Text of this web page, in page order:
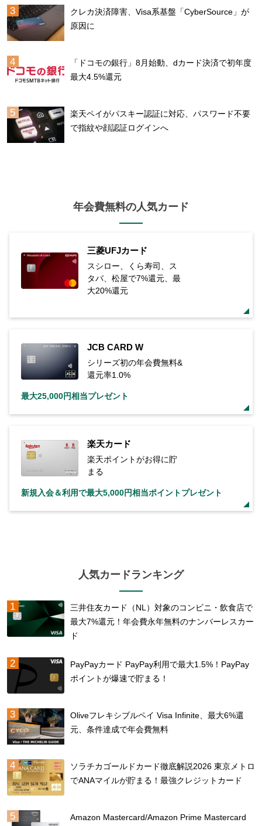
クレカ決済障害、Visa系基盤「CyberSource」が
原因に
「ドコモの銀行」8月始動、dカード決済で初年度
最大4.5%還元
楽天ペイがパスキー認証に対応、パスワード不要
で指紋や顔認証ログインへ
年会費無料の人気カード
三菱UFJカード
スシロー、くら寿司、ス
タバ、松屋で7%還元、最
大20%還元
JCB CARD W
シリーズ初の年会費無料&
還元率1.0%
最大25,000円相当プレゼント
楽天カード
楽天ポイントがお得に貯
まる
新規入会＆利用で最大5,000円相当ポイントプレゼント
人気カードランキング
三井住友カード（NL）対象のコンビニ・飲食店で
最大7%還元！年会費永年無料のナンバーレスカー
ド
PayPayカード PayPay利用で最大1.5%！PayPay
ポイントが爆速で貯まる！
Oliveフレキシブルペイ Visa Infinite、最大6%還
元、条件達成で年会費無料
ソラチカゴールドカード徹底解説2026 東京メトロ
でANAマイルが貯まる！最強クレジットカード
Amazon Mastercard/Amazon Prime Mastercard